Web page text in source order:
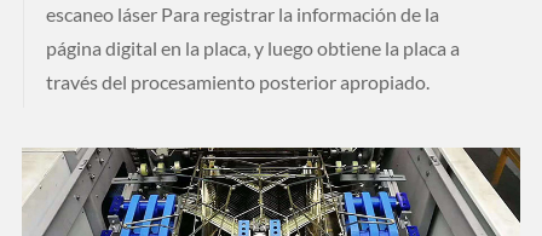
escaneo láser Para registrar la información de la
página digital en la placa, y luego obtiene la placa a
través del procesamiento posterior apropiado.